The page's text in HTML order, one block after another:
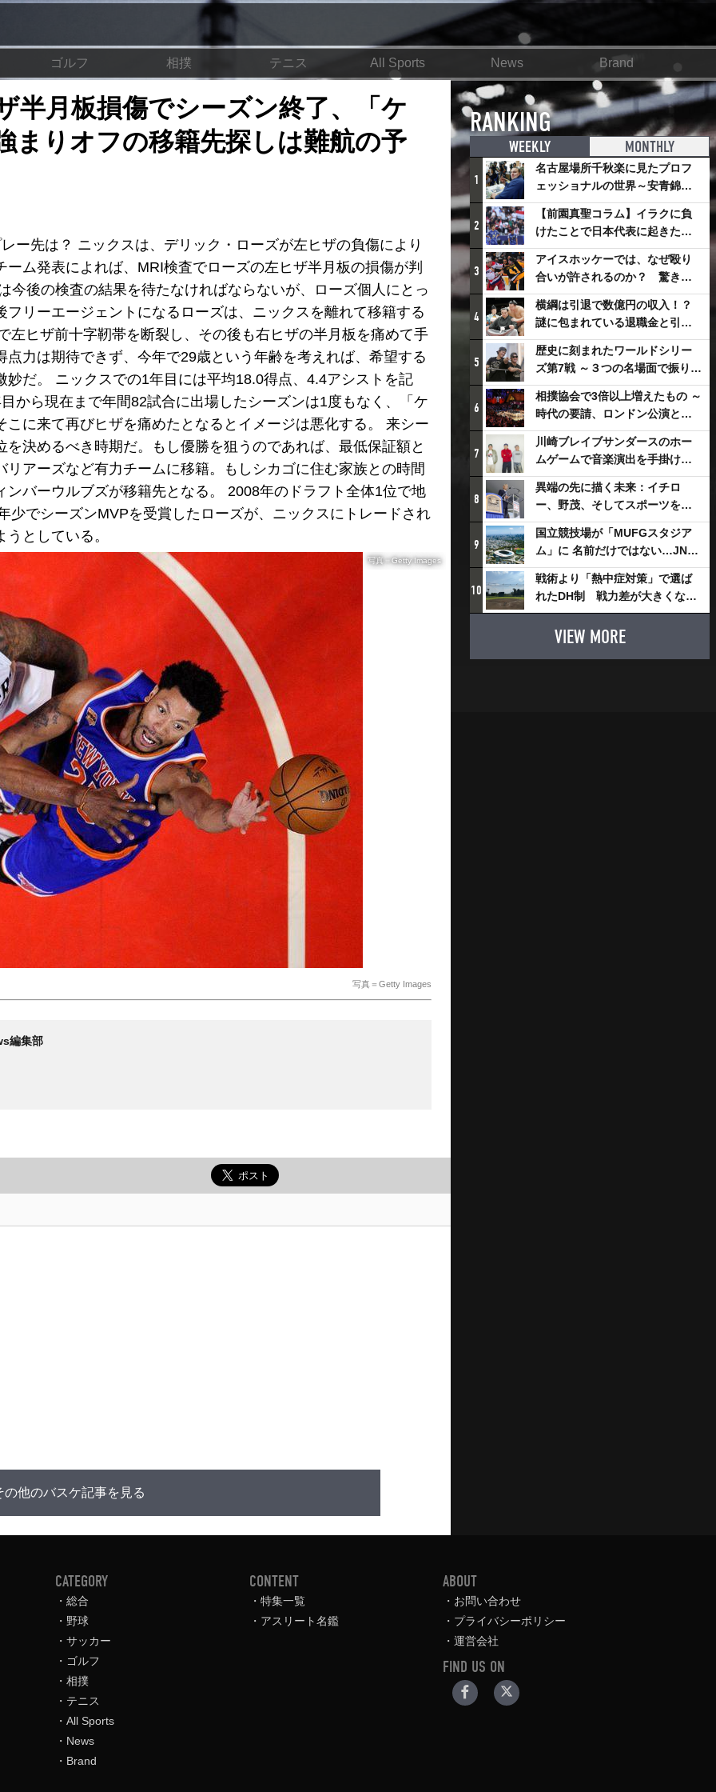
ゴルフ 相撲 テニス All Sports News Brand
半月板損傷でシーズン終了、「ケ
まりオフの移籍先探しは難航の予
ー先は？ ニックスは、デリック・ローズが左ヒザの負傷により
ム発表によれば、MRI検査でローズの左ヒザ半月板の損傷が判
今後の検査の結果を待たなければならないが、ローズ個人にとっ
リーエージェントになるローズは、ニックスを離れて移籍する
左ヒザ前十字靭帯を断裂し、その後も右ヒザの半月板を痛めて手
力は期待できず、今年で29歳という年齢を考えれば、希望する
だ。 ニックスでの1年目には平均18.0得点、4.4アシストを記
から現在まで年間82試合に出場したシーズンは1度もなく、「ケ
に来て再びヒザを痛めたとなるとイメージは悪化する。 来シー
決めるべき時期だ。もし優勝を狙うのであれば、最低保証額と
アーズなど有力チームに移籍。もしシカゴに住む家族との時間
バーウルブズが移籍先となる。 2008年のドラフト全体1位で地
少でシーズンMVPを受賞したローズが、ニックスにトレードされ
としている。
写真＝Getty Images
写真＝Getty Images
編集部
の他のバスケ記事を見る
RANKING
WEEKLY MONTHLY
1
名古屋場所千秋楽に見たプロフ
ェッショナルの世界～安青錦の
優勝を巡るさまざまなドラマ
2
【前園真聖コラム】イラクに負
けたことで日本代表に起きたプ
ラスとは
3
アイスホッケーでは、なぜ殴り
合いが許されるのか？ 驚きの
「ファイティング」ルールにつ
いて
4
横綱は引退で数億円の収入！？
謎に包まれている退職金と引退
相撲興行
5
歴史に刻まれたワールドシリー
ズ第7戦 ～３つの名場面で振り返
る～
6
相撲協会で3倍以上増えたもの ～
時代の要請、ロンドン公演と古
式大相撲
7
川崎ブレイブサンダースのホー
ムゲームで音楽演出を手掛ける
スチャダラパーが川崎新！アリ
ーナシティ・プロジェクトを語
る 「楽しみでしかないでしょ。
川崎は、ずっと成長曲線だか
ら」
8
異端の先に描く未来：イチロ
ー、野茂、そしてスポーツを支
える科学界の挑戦
9
国立競技場が「MUFGスタジア
ム」に 名前だけではない…JNSE
とMUFGが“共創”し描く地域活
性化・社会価値創造の近未来図
とは
10
戦術より「熱中症対策」で選ば
れたDH制 戦力差が大きくなる
懸念も
VIEW MORE
CATEGORY
総合
野球
サッカー
ゴルフ
相撲
テニス
All Sports
News
Brand
CONTENT
特集一覧
アスリート名鑑
ABOUT
お問い合わせ
プライバシーポリシー
運営会社
FIND US ON